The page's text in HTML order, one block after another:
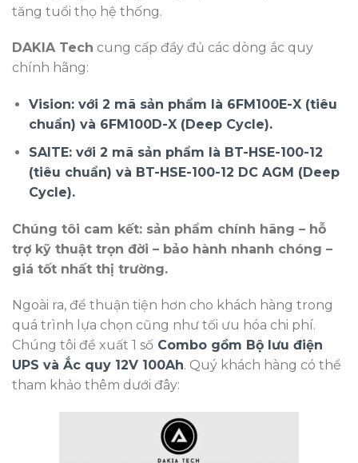
tăng tuổi thọ hệ thống.
DAKIA Tech cung cấp đầy đủ các dòng ắc quy
chính hãng:
Vision: với 2 mã sản phẩm là 6FM100E-X (tiêu
chuẩn) và 6FM100D-X (Deep Cycle).
SAITE: với 2 mã sản phẩm là BT-HSE-100-12
(tiêu chuẩn) và BT-HSE-100-12 DC AGM (Deep
Cycle).
Chúng tôi cam kết: sản phẩm chính hãng – hỗ
trợ kỹ thuật trọn đời – bảo hành nhanh chóng –
giá tốt nhất thị trường.
Ngoài ra, để thuận tiện hơn cho khách hàng trong
quá trình lựa chọn cũng như tối ưu hóa chi phí.
Chúng tôi đề xuất 1 số Combo gồm Bộ lưu điện
UPS và Ắc quy 12V 100Ah. Quý khách hàng có thể
tham khảo thêm dưới đây: